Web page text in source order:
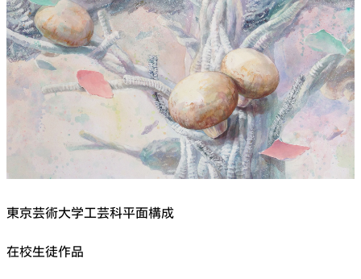
東京芸術大学工芸科平面構成
在校生徒作品